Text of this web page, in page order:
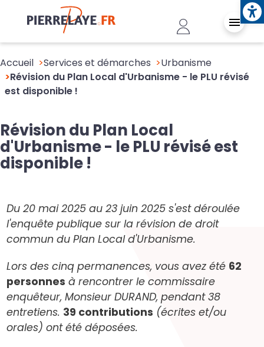
Aller au contenu principal
Header -
Accueil Services et démarches
Urbanisme
Révision du Plan Local d'Urbanisme - le PLU révisé
est disponible !
Révision du Plan Local
d'Urbanisme - le PLU révisé est
disponible !
Du 20 mai 2025 au 23 juin 2025 s'est déroulée
l'enquête publique sur la révision de droit
commun du Plan Local d'Urbanisme.
Lors des cinq permanences, vous avez été 62
personnes à rencontrer le commissaire
enquêteur, Monsieur DURAND, pendant 38
entretiens. 39 contributions (écrites et/ou
orales) ont été déposées.